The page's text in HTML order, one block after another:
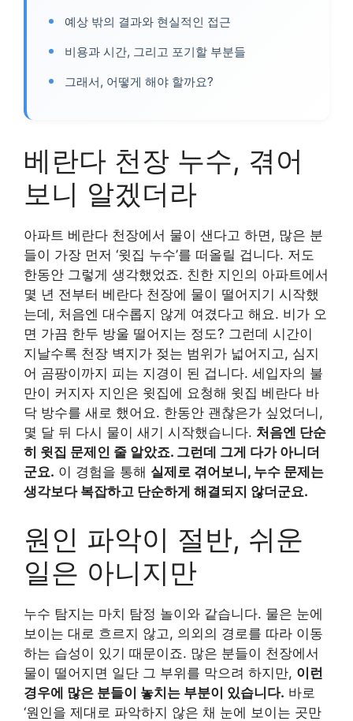
예상 밖의 결과와 현실적인 접근
비용과 시간, 그리고 포기할 부분들
그래서, 어떻게 해야 할까요?
베란다 천장 누수, 겪어
보니 알겠더라
아파트 베란다 천장에서 물이 샌다고 하면, 많은 분
들이 가장 먼저 ‘윗집 누수’를 떠올릴 겁니다. 저도
한동안 그렇게 생각했었죠. 친한 지인의 아파트에서
몇 년 전부터 베란다 천장에 물이 떨어지기 시작했
는데, 처음엔 대수롭지 않게 여겼다고 해요. 비가 오
면 가끔 한두 방울 떨어지는 정도? 그런데 시간이
지날수록 천장 벽지가 젖는 범위가 넓어지고, 심지
어 곰팡이까지 피는 지경이 된 겁니다. 세입자의 불
만이 커지자 지인은 윗집에 요청해 윗집 베란다 바
닥 방수를 새로 했어요. 한동안 괜찮은가 싶었더니,
몇 달 뒤 다시 물이 새기 시작했습니다. 처음엔 단순
히 윗집 문제인 줄 알았죠. 그런데 그게 다가 아니더
군요. 이 경험을 통해 실제로 겪어보니, 누수 문제는
생각보다 복잡하고 단순하게 해결되지 않더군요.
원인 파악이 절반, 쉬운
일은 아니지만
누수 탐지는 마치 탐정 놀이와 같습니다. 물은 눈에
보이는 대로 흐르지 않고, 의외의 경로를 따라 이동
하는 습성이 있기 때문이죠. 많은 분들이 천장에서
물이 떨어지면 일단 그 부위를 막으려 하지만, 이런
경우에 많은 분들이 놓치는 부분이 있습니다. 바로
‘원인을 제대로 파악하지 않은 채 눈에 보이는 곳만